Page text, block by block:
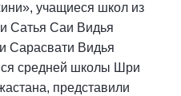
учащиеся школ из
Сатья Саи Видья
Сарасвати Видья
средней школы Шри
представили